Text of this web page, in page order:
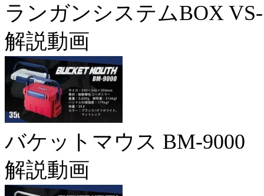
ランガンシステムBOX
解説動画
バケットマウス BM-9000
解説動画